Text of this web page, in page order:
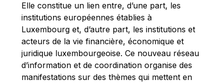
Michael Sohlman
Michel Goedert
Mireille Delmas-Marty
Nobuo Tanaka
Otmar Issing
Elle constitue un lien entre, d’une part, les
institutions européennes établies à
Luxembourg et, d’autre part, les institutions et
acteurs de la vie financière, économique et
juridique luxembourgeoise. Ce nouveau réseau
d’information et de coordination organise des
manifestations sur des thèmes qui mettent en